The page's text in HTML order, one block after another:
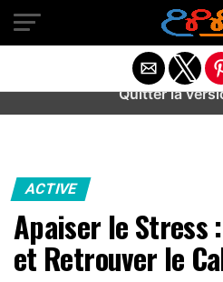
Warning
: preg_match(): Unknown
/home/u589487443/domains/
content/plugins/idev-post-
ACTIVE
Apaiser le Stress
et Retrouver le
Quitter la